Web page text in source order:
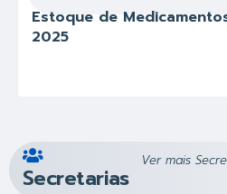
Estoque de
2025
Secretarias
Ver mais